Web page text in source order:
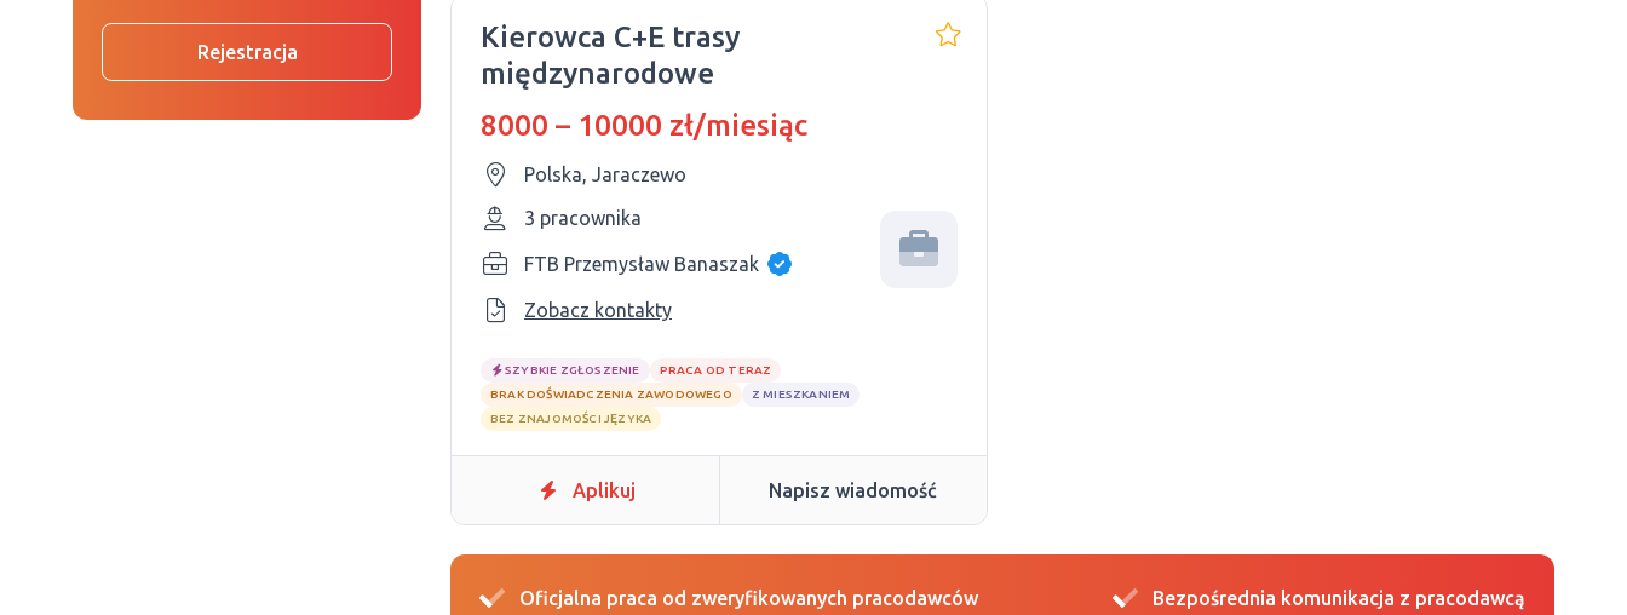
Rejestracja
Kierowca C+E trasy
międzynarodowe
8000 – 10000 zł/miesiąc
Polska, Jaraczewo
3 pracownika
FTB Przemysław Banaszak
Zobacz kontakty
SZYBKIE ZGŁOSZENIE
PRACA OD TERAZ
BRAK DOŚWIADCZENIA ZAWODOWEGO
Z MIESZKANIEM
BEZ ZNAJOMOŚCI JĘZYKA
Aplikuj Napisz wiadomość
Oficjalna praca od zweryfikowanych pracodawców
Bezpośrednia komunikacja z pracodawcą